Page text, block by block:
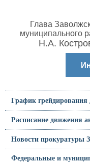
Глава
муниципального
Н.А.
График грейдирования
Расписание движения
Новости прокуратуры
Федеральные и